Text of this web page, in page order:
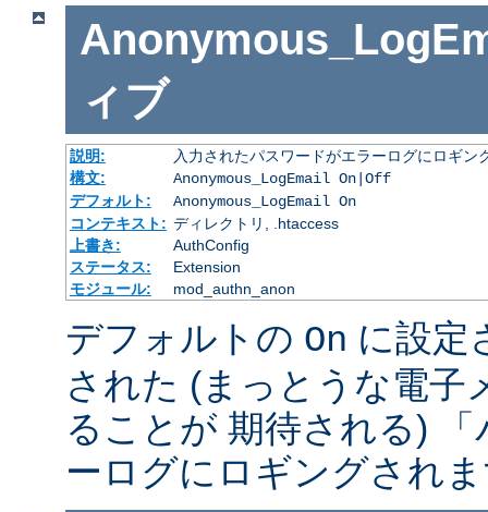
ィブ
説明:
入力されたパスワードがエラーログにロギン
構文:
Anonymous_LogEmail On|Off
デフォルト:
Anonymous_LogEmail On
コンテキスト: ディレクトリ, .htaccess
上書き:
AuthConfig
ステータス:
Extension
モジュール:
mod_authn_anon
デフォルトの On に設定
された (まっとうな電子
ることが 期待される)
ーログにロギングされ